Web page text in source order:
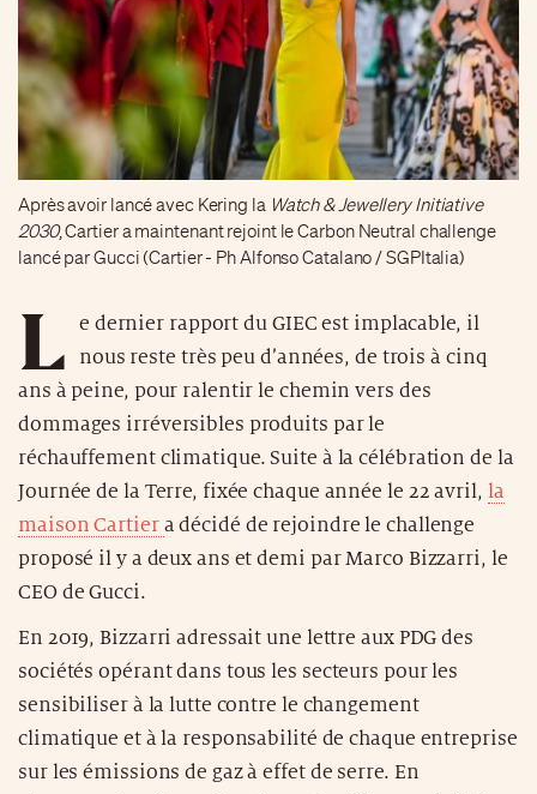
Après avoir lancé avec Kering la Watch & Jewellery Initiative
2030, Cartier a maintenant rejoint le Carbon Neutral challenge
lancé par Gucci (Cartier - Ph Alfonso Catalano / SGPItalia)
L
e dernier rapport du GIEC est implacable, il
nous reste très peu d’années, de trois à cinq
ans à peine, pour ralentir le chemin vers des
dommages irréversibles produits par le
réchauffement climatique. Suite à la célébration de la
Journée de la Terre, fixée chaque année le 22 avril, la
maison Cartier a décidé de rejoindre le challenge
proposé il y a deux ans et demi par Marco Bizzarri, le
CEO de Gucci.
En 2019, Bizzarri adressait une lettre aux PDG des
sociétés opérant dans tous les secteurs pour les
sensibiliser à la lutte contre le changement
climatique et à la responsabilité de chaque entreprise
sur les émissions de gaz à effet de serre. En